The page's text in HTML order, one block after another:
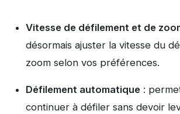
Vitesse de défilement et de
désormais ajuster la vitesse du
zoom selon vos préférences.
Défilement automatique :
continuer à défiler sans devoir